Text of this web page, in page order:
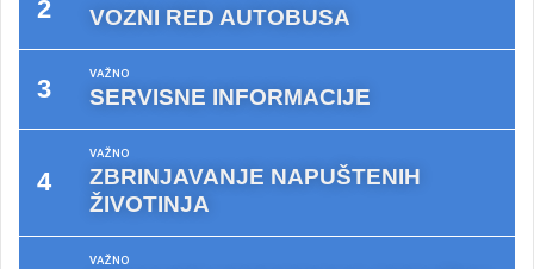
VOZNI RED AUTOBUSA
VAŽNO
SERVISNE INFORMACIJE
VAŽNO
ZBRINJAVANJE NAPUŠTENIH
ŽIVOTINJA
VAŽNO